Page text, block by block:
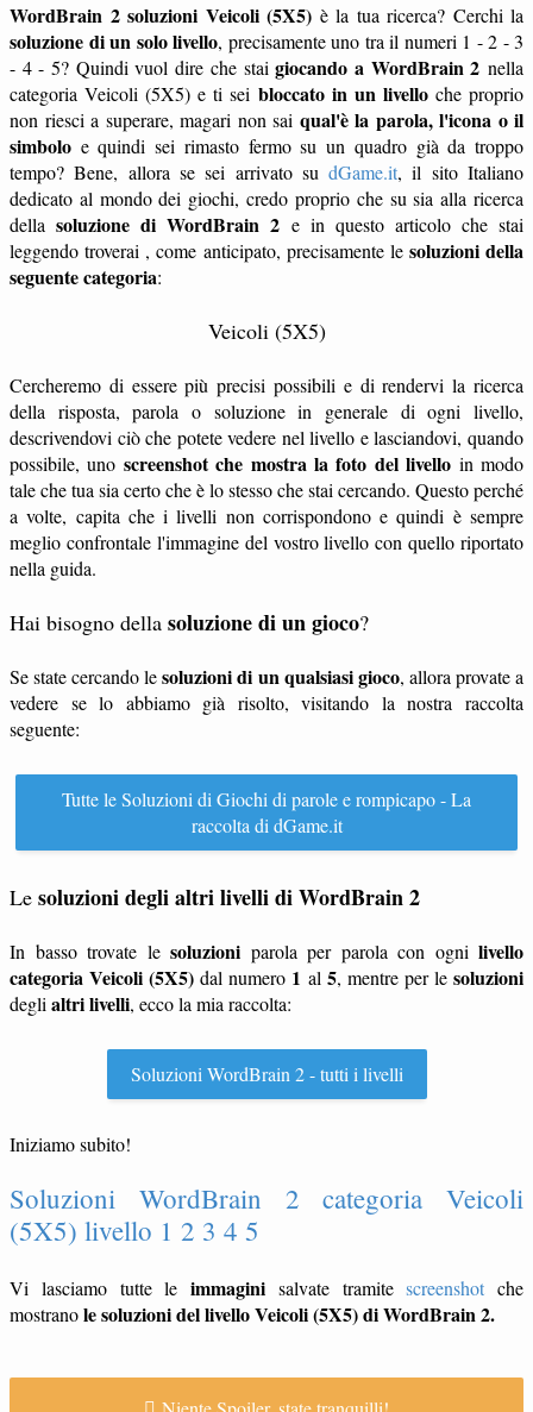
WordBrain 2 soluzioni Veicoli (5X5) è la tua ricerca? Cerchi la
soluzione di un solo livello, precisamente uno tra il numeri 1 - 2 - 3
- 4 - 5? Quindi vuol dire che staigiocando a WordBrain 2 nella
categoria Veicoli (5X5) e ti sei bloccato in un livelloche proprio
non riesci a superare, magari non sai qual'è la parola, l'icona o il
simbolo e quindi sei rimasto fermo su un quadro già da troppo
tempo? Bene, allora se sei arrivato sudGame.it, il sito Italiano
dedicato al mondo dei giochi, credo proprio che su sia alla ricerca
dellasoluzione di WordBrain 2 e in questo articolo che stai
leggendo troverai , come anticipato, precisamente le soluzioni della
seguente categoria:
Veicoli (5X5)
Cercheremo di essere più precisi possibili e di rendervi la ricerca
della risposta, parola o soluzione in generale di ogni livello,
descrivendovi ciò che potete vedere nel livello e lasciandovi, quando
possibile, uno screenshot che mostra la foto del livello in modo
tale che tua sia certo che è lo stesso che stai cercando. Questo perché
a volte, capita che i livelli non corrispondono e quindi è sempre
meglio confrontale l'immagine del vostro livello con quello riportato
nella guida.
Hai bisogno della soluzione di un gioco?
Se state cercando lesoluzioni di un qualsiasi gioco, allora provate a
vedere se lo abbiamo già risolto, visitando la nostra raccolta
seguente:
Tutte le Soluzioni di Giochi di parole e rompicapo - La
raccolta di dGame.it
Le soluzioni degli altri livelli di WordBrain 2
In basso trovate le soluzioni parola per parola con ogni livello
categoria Veicoli (5X5) dal numero 1 al 5, mentre per lesoluzioni
degli altri livelli, ecco la mia raccolta:
Soluzioni WordBrain 2 - tutti i livelli
Iniziamo subito!
Soluzioni WordBrain 2 categoria Veicoli
(5X5) livello 1 2 3 4 5
Vi lasciamo tutte le immagini salvate tramitescreenshot che
mostranole soluzioni del livello Veicoli (5X5) di WordBrain 2.